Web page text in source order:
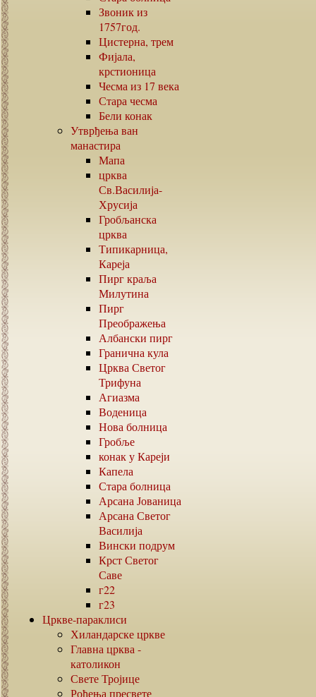
Звоник из
1757год.
Цистерна, трем
Фијала,
крстионица
Чесма из 17 века
Стара чесма
Бели конак
Утврђења ван
манастира
Мапа
црква
Св.Василија-
Хрусија
Гробљанска
црква
Типикарница,
Кареја
Пирг краља
Милутина
Пирг
Преображења
Албански пирг
Гранична кула
Црква Светог
Трифуна
Агиазма
Воденица
Нова болница
Гробље
конак у Кареји
Капела
Стара болница
Арсана Јованица
Арсана Светог
Василија
Вински подрум
Крст Светог
Саве
г22
г23
Цркве-параклиси
Хиландарске цркве
Главна црква -
католикон
Свете Тројице
Рођења пресвете